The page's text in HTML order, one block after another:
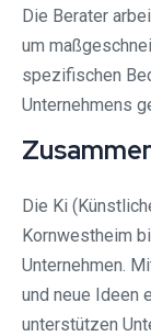
Die Berater
um
spezifischen
Unternehmens
Die Ki
Kornwestheim
Unternehmen.
und neue Ideen
unterstützen